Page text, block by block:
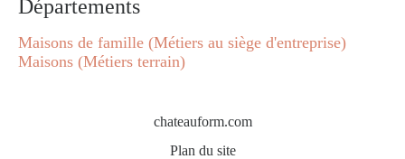
Départements
Maisons de famille (Métiers au siège d'entreprise)
Maisons (Métiers terrain)
chateauform.com
Plan du site